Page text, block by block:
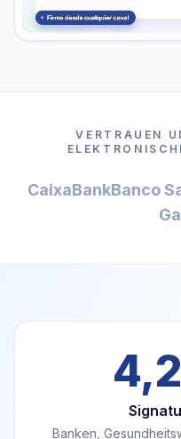
VERTRAUEN
CaixaBankBanco
Banken,